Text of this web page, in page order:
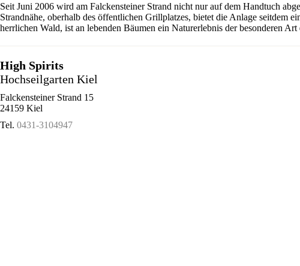
Seit Juni 2006 wird am Falckensteiner Strand nicht nur auf dem Handtuch
Strandnähe, oberhalb des öffentlichen Grillplatzes, bietet die Anlage seitdem
herrlichen Wald, ist an lebenden Bäumen ein Naturerlebnis der besonderen Art
High Spirits
Hochseilgarten Kiel
Falckensteiner Strand 15
24159 Kiel
Tel. 0431-3104947